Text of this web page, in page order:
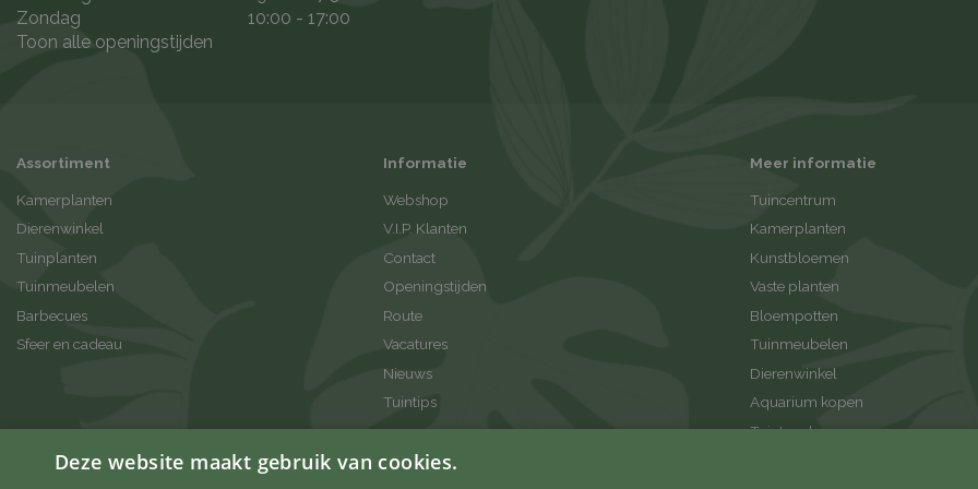
Zondag
10:00 - 17:00
Toon alle openingstijden
Assortiment
Kamerplanten
Dierenwinkel
Tuinplanten
Tuinmeubelen
Barbecues
Sfeer en cadeau
Informatie
Webshop
V.I.P. Klanten
Contact
Openingstijden
Route
Vacatures
Nieuws
Tuintips
Meer informatie
Tuincentrum
Kamerplanten
Kunstbloemen
Vaste planten
Bloempotten
Tuinmeubelen
Dierenwinkel
Aquarium kopen
Tuintegels
Deze website maakt gebruik van cookies.